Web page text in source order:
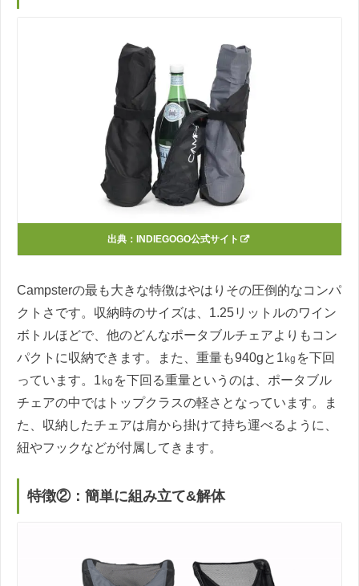
出典：INDIEGOGO公式サイト
Campsterの最も大きな特徴はやはりその圧倒的なコンパ
クトさです。収納時のサイズは、1.25リットルのワイン
ボトルほどで、他のどんなポータブルチェアよりもコン
パクトに収納できます。また、重量も940gと1㎏を下回
っています。1㎏を下回る重量というのは、ポータブル
チェアの中ではトップクラスの軽さとなっています。ま
た、収納したチェアは肩から掛けて持ち運べるように、
紐やフックなどが付属してきます。
特徴②：簡単に組み立て&解体